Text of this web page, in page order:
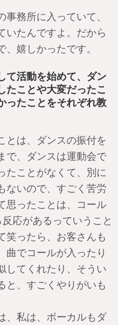
務所に入っていて、
いたんですよ。だから
嬉しかったです。
活動を始めて、ダン
たことや大変だったこ
ったことをそれぞれ教
とは、ダンスの振付を
で、ダンスは運動会で
たことがなくて、別に
ないので、すごく苦労
思ったことは、コール
応があるっていうこと
笑ったら、お客さんも
曲でコールが入ったり
してくれたり、そうい
と、すごくやりがいも
、私は、ボーカルもダ